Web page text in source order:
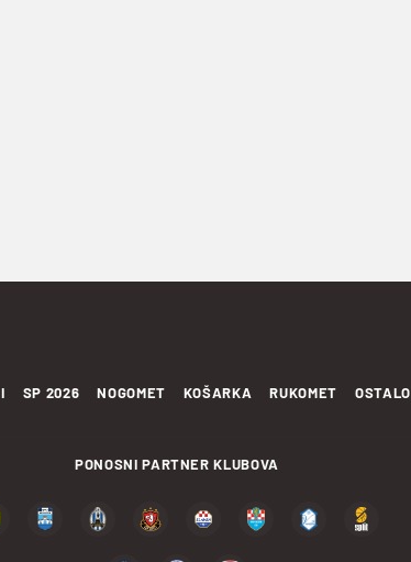
SP 2026 NOGOMET KOŠARKA RUKOMET OSTALO
PONOSNI PARTNER KLUBOVA